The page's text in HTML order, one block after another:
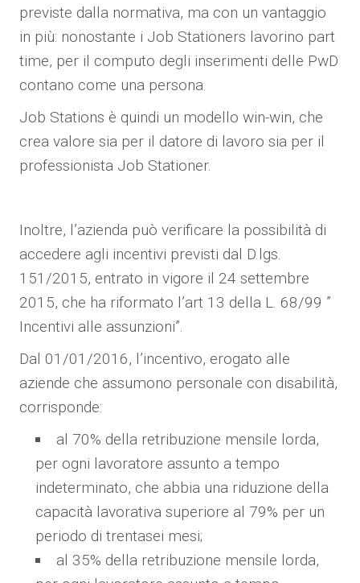
previste dalla normativa, ma con un vantaggio
in più: nonostante i Job Stationers lavorino part
time, per il computo degli inserimenti delle PwD
contano come una persona.
Job Stations è quindi un modello win-win, che
crea valore sia per il datore di lavoro sia per il
professionista Job Stationer.
Inoltre, l’azienda può verificare la possibilità di
accedere agli incentivi previsti dal D.lgs.
151/2015, entrato in vigore il 24 settembre
2015, che ha riformato l’art 13 della L. 68/99 ”
Incentivi alle assunzioni”.
Dal 01/01/2016, l’incentivo, erogato alle
aziende che assumono personale con disabilità,
corrisponde:
al 70% della retribuzione mensile lorda,
per ogni lavoratore assunto a tempo
indeterminato, che abbia una riduzione della
capacità lavorativa superiore al 79% per un
periodo di trentasei mesi;
al 35% della retribuzione mensile lorda,